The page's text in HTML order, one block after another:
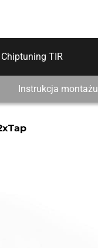
Chiptuning TIR
Instrukcja montażu